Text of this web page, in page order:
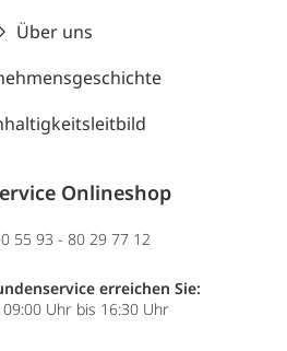
Über uns
Onlineshop
0 55 93 - 80 29 77 12
erreichen Sie:
09:00 Uhr bis 16:30 Uhr